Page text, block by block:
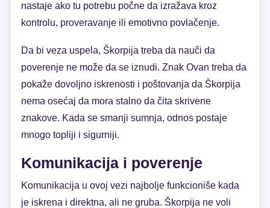
nastaje ako tu potrebu počne da izražava kroz
kontrolu, proveravanje ili emotivno povlačenje.
Da bi veza uspela, Škorpija treba da nauči da
poverenje ne može da se iznudi. Znak Ovan treba da
pokaže dovoljno iskrenosti i poštovanja da Škorpija
nema osećaj da mora stalno da čita skrivene
znakove. Kada se smanji sumnja, odnos postaje
mnogo topliji i sigurniji.
Komunikacija i poverenje
Komunikacija u ovoj vezi najbolje funkcioniše kada
je iskrena i direktna, ali ne gruba. Škorpija ne voli